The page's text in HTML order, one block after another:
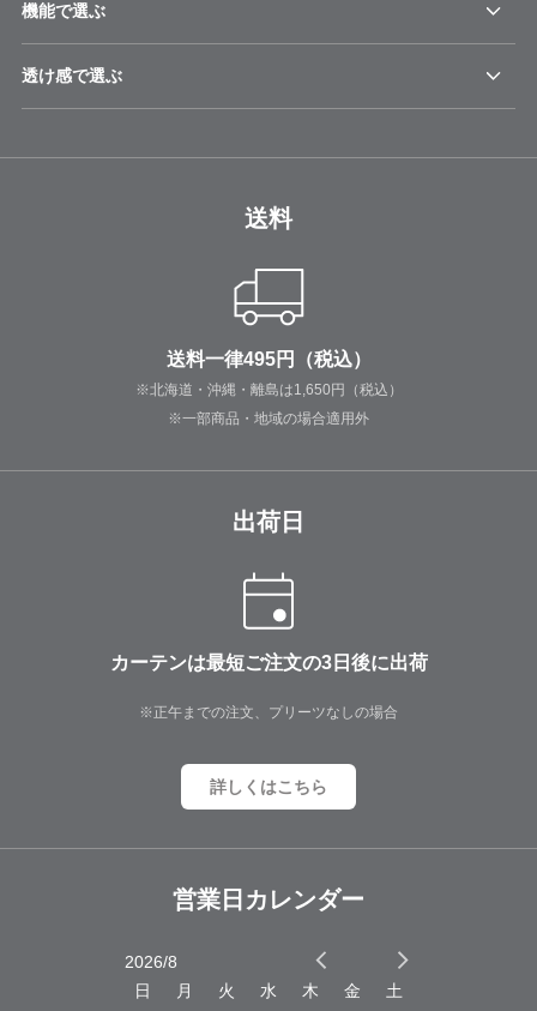
機能で選ぶ
透け感で選ぶ
送料
送料一律495円（税込）
※北海道・沖縄・離島は1,650円（税込）
※一部商品・地域の場合適用外
出荷日
カーテンは最短ご注文の3日後に出荷
※正午までの注文、プリーツなしの場合
詳しくはこちら
営業日カレンダー
2026/8
日
月 火 水 木 金
土